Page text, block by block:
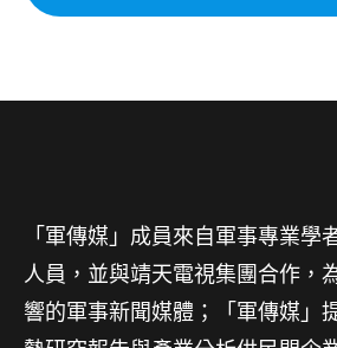
「軍傳媒」成員來自軍事專業學
人員，並與靖天電視集團合作，
響的軍事新聞媒體；「軍傳媒」